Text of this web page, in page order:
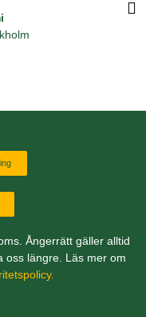
Ångerrätt gäller alltid
oss längre. Läs mer om